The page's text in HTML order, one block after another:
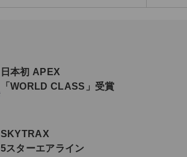
日本初 APEX
「WORLD CLASS」受賞
SKYTRAX
5スターエアライン